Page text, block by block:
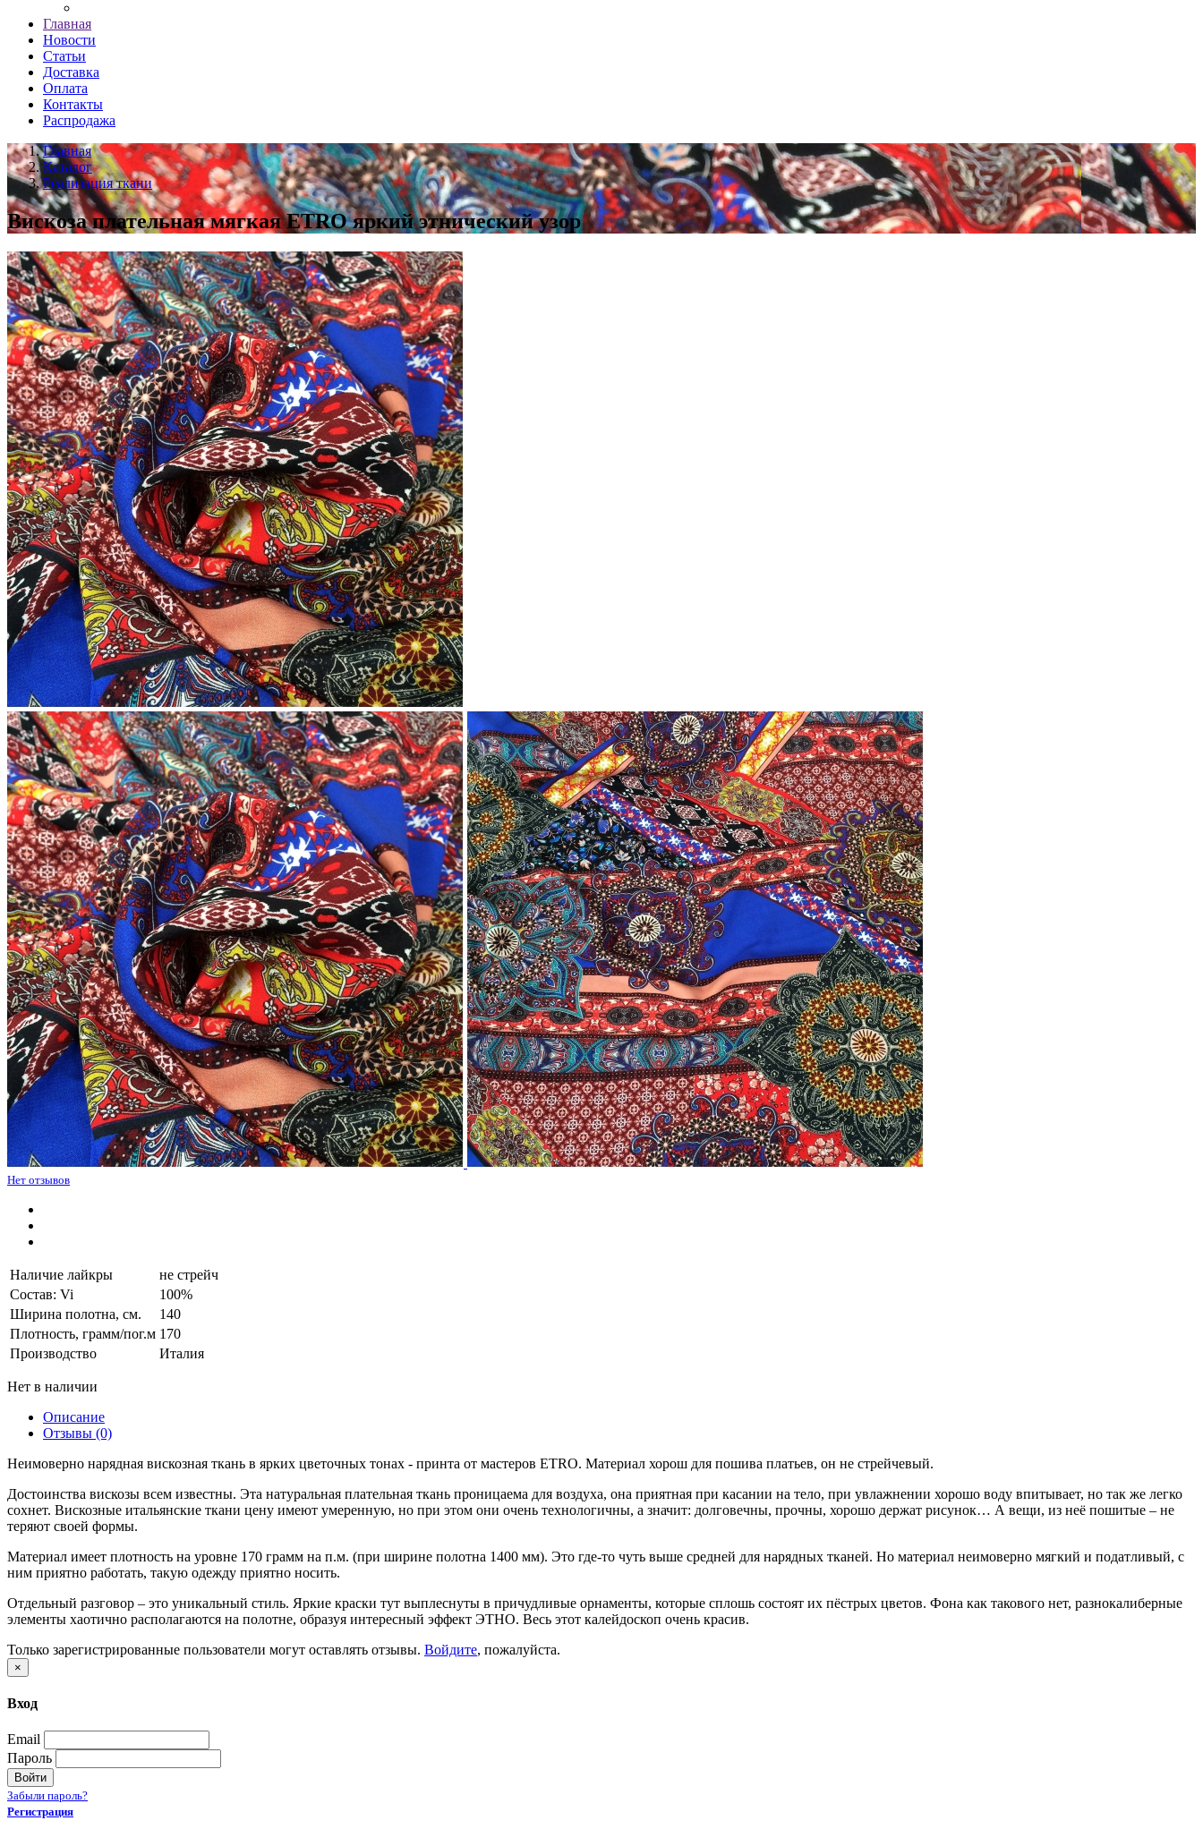
Главная
Новости
Статьи
Доставка
Оплата
Контакты
Распродажа
Главная
Каталог
Реализация ткани
Вискоза плательная мягкая ETRO яркий этнический узор
Нет отзывов
Наличие лайкры
не стрейч
Состав: Vi
100%
Ширина полотна, см.
140
Плотность, грамм/пог.м 170
Производство
Италия
Нет в наличии
Описание
Отзывы (0)
Неимоверно нарядная вискозная ткань в ярких цветочных тонах - принта от мастеров ETRO. Материал хорош для пошива платьев, он не стрейчевый.
Достоинства вискозы всем известны. Эта натуральная плательная ткань проницаема для воздуха, она приятная при касании на тело, при увлажнении хорошо воду впитывает, но так же легко
сохнет. Вискозные итальянские ткани цену имеют умеренную, но при этом они очень технологичны, а значит: долговечны, прочны, хорошо держат рисунок… А вещи, из неё пошитые – не
теряют своей формы.
Материал имеет плотность на уровне 170 грамм на п.м. (при ширине полотна 1400 мм). Это где-то чуть выше средней для нарядных тканей. Но материал неимоверно мягкий и податливый, с
ним приятно работать, такую одежду приятно носить.
Отдельный разговор – это уникальный стиль. Яркие краски тут выплеснуты в причудливые орнаменты, которые сплошь состоят их пёстрых цветов. Фона как такового нет, разнокалиберные
элементы хаотично располагаются на полотне, образуя интересный эффект ЭТНО. Весь этот калейдоскоп очень красив.
Только зарегистрированные пользователи могут оставлять отзывы. Войдите, пожалуйста.
×
Вход
Email
Пароль
Войти
Забыли пароль?
Регистрация